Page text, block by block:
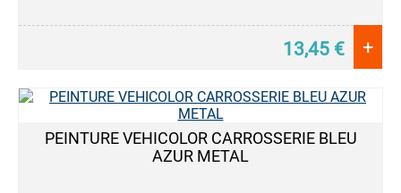
13,45 € +
PEINTURE VEHICOLOR CARROSSERIE BLEU
AZUR METAL